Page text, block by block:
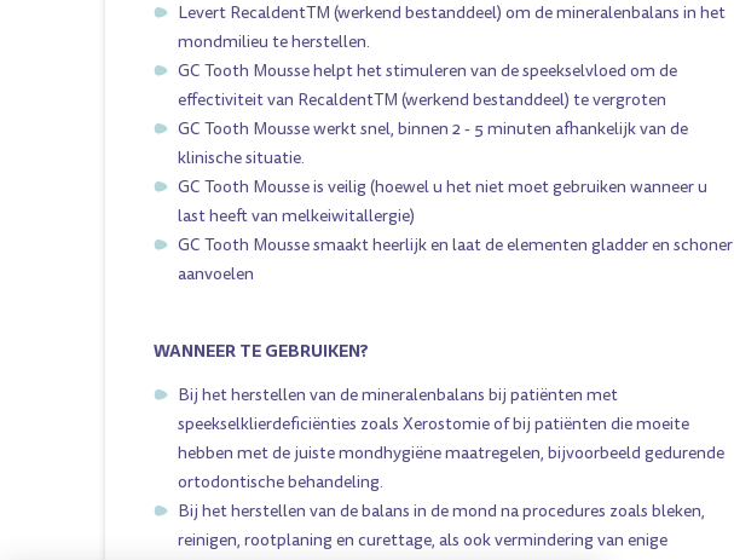
Levert RecaldentTM (werkend bestanddeel) om de mineralenbalans in het
mondmilieu te herstellen.
GC Tooth Mousse helpt het stimuleren van de speekselvloed om de
effectiviteit van RecaldentTM (werkend bestanddeel) te vergroten
GC Tooth Mousse werkt snel, binnen 2 - 5 minuten afhankelijk van de
klinische situatie.
GC Tooth Mousse is veilig (hoewel u het niet moet gebruiken wanneer u
last heeft van melkeiwitallergie)
GC Tooth Mousse smaakt heerlijk en laat de elementen gladder en schoner
aanvoelen
WANNEER TE GEBRUIKEN?
Bij het herstellen van de mineralenbalans bij patiënten met
speekselklierdeficiënties zoals Xerostomie of bij patiënten die moeite
hebben met de juiste mondhygiëne maatregelen, bijvoorbeeld gedurende
ortodontische behandeling.
Bij het herstellen van de balans in de mond na procedures zoals bleken,
reinigen, rootplaning en curettage, als ook vermindering van enige